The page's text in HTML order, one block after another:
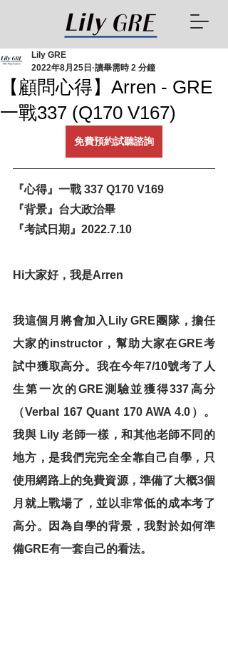
【顧問心得】Arren - GRE
一戰337 (Q170 V167)
Lily GRE
2022年8月25日 讀畢需時 2 分鐘
免費預約試聽諮詢
『心得』一戰 337 Q170 V169
『背景』台大政治畢
『考試日期』2022.7.10
Hi大家好，我是Arren
我這個月將會加入Lily GRE團隊，擔任
大家的instructor，幫助大家在GRE考
試中獲取高分。我在今年7/10號考了人
生第一次的GRE測驗並獲得337高分
（Verbal 167 Quant 170 AWA 4.0） 。
我與 Lily 老師一樣，和其他老師不同的
地方，是我們完完全全靠自己 自學 ，只
使用網路上的免費資源，準備了大概3個
月就上戰場了，並以非常低的成本考了
高分。因為自學的背景，我對於如何準
備GRE有一套自己的看法。